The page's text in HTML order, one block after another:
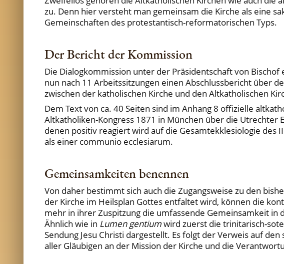
zu. Denn hier versteht man gemeinsam die Kirche als eine
Gemeinschaften des protestantisch-reformatorischen Typs.
Der Bericht der Kommission
Die Dialogkommission unter der Präsidentschaft von
nun nach 11 Arbeitssitzungen einen Abschlussbericht über
zwischen der katholischen Kirche und den Altkatholischen
Dem Text von ca. 40 Seiten sind im Anhang 8 offizielle
Altkatholiken-Kongress 1871 in München über die Utrechter
denen positiv reagiert wird auf die Gesamtekklesiologie des
als einer communio ecclesiarum.
Gemeinsamkeiten benennen
Von daher bestimmt sich auch die Zugangsweise zu den
der Kirche im Heilsplan Gottes entfaltet wird, können die
mehr in ihrer Zuspitzung die umfassende Gemeinsamkeit in
Ähnlich wie in Lumen gentiumwird zuerst die trinitarisch-
Sendung Jesu Christi dargestellt. Es folgt der Verweis auf
aller Gläubigen an der Mission der Kirche und die